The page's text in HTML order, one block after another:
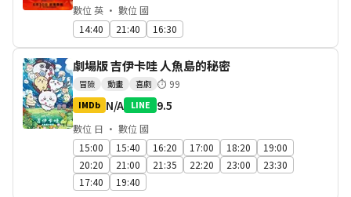
數位 英 · 數位 國
14:40
21:40 16:30
劇場版 吉伊卡哇 人魚島的秘密
冒險 動畫 喜劇 ⏱ 99
IMDb N/A LINE 9.5
數位 日 · 數位 國
15:00
15:40 16:20 17:00 18:20
19:00
20:20
21:00 21:35 22:20 23:00
23:30
17:40
19:40